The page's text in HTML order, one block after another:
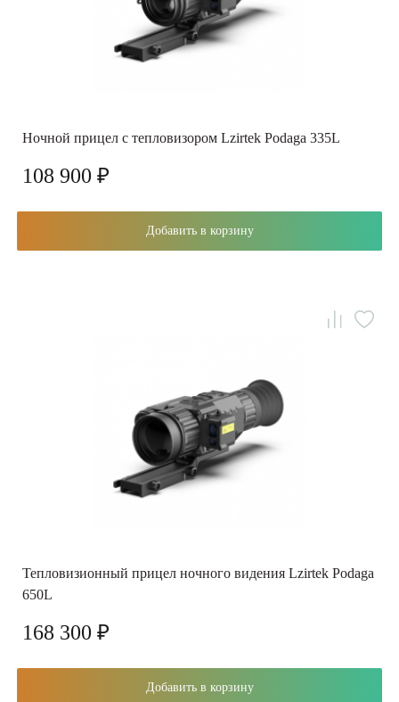
Ночной прицел с тепловизором Lzirtek Podaga 335L
108 900 ₽
Добавить в корзину
Тепловизионный прицел ночного видения Lzirtek Podaga
650L
168 300 ₽
Добавить в корзину